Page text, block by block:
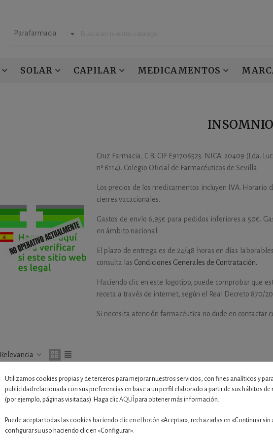
Parafarmacia
SOLAR CAPILAR MEDICAMENTOS
INSOMNIO
Cruz Farmacia, C.B. CIF E91706523. NICA: 20409 (Lda.
nº 6114). Colegio Oficial de Farmacéuticos de Sevilla.
Los precios de los medicamentos incluyen IVA.
cierres vacacionales.
Gastos de envío 6,95€ para pedidos inferiores a 50€.
en ámbito nacional.
El plazo de entrega es de 24/48 horas en días
consulta las Condiciones Generales de Contratación.
Haciendo clic en este logotipo, puede comprobar que
receta a través de internet, según el Real Decreto 870/
Si necesita atención farmacéutica no dude en contactar
Relevancia
Utilizamos cookies propias y de terceros para mejorar nuestros servicios, con fines analíticos y
publicidad relacionada con sus preferencias en base a un perfil elaborado a partir de sus hábitos de
(por ejemplo, páginas visitadas). Haga clicAQUÍ para obtener más información.
Puede aceptar todas las cookies haciendo clic en el botón «Aceptar», rechazarlas en «Continuar sin
configurar su uso haciendo clic en «Configurar».